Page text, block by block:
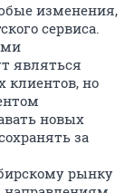
изменения,
сервиса.
являться
клиентов, но
новых
за
рынку